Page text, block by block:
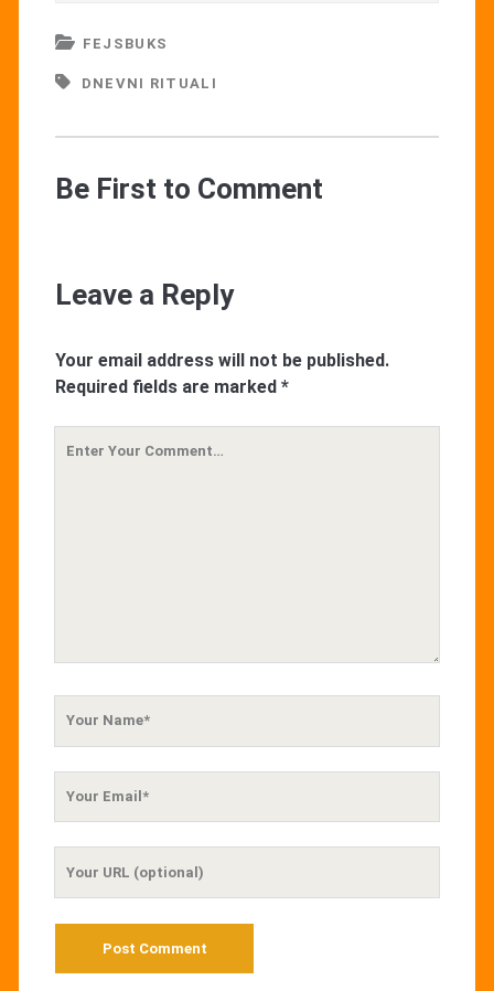
FEJSBUKS
DNEVNI RITUALI
Be First to Comment
Leave a Reply
Your email address will not be published.
Required fields are marked *